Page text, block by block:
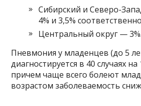
Сибирский и Северо-
4% и 3,5%
Центральный округ — 3%.
Пневмония у младенцев (до 5
диагностируется в 40 случаях
причем чаще всего болеют
возрастом заболеваемость